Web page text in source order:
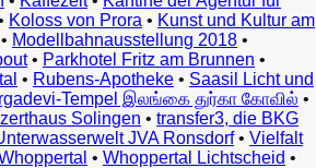
Koloss von Prora • Kunst und Kultur am
• Modellbahnausstellung 2018 •
• Parkhotel Fritz am Brunnen •
• Rubens-Apotheke • Saasil Licht und
Tempel இலங்கை துர்கா கோவில் •
Solingen • transfer3, die BKG
JVA Ronsdorf• Vielfalt
• Whoppertal Lichtscheid •